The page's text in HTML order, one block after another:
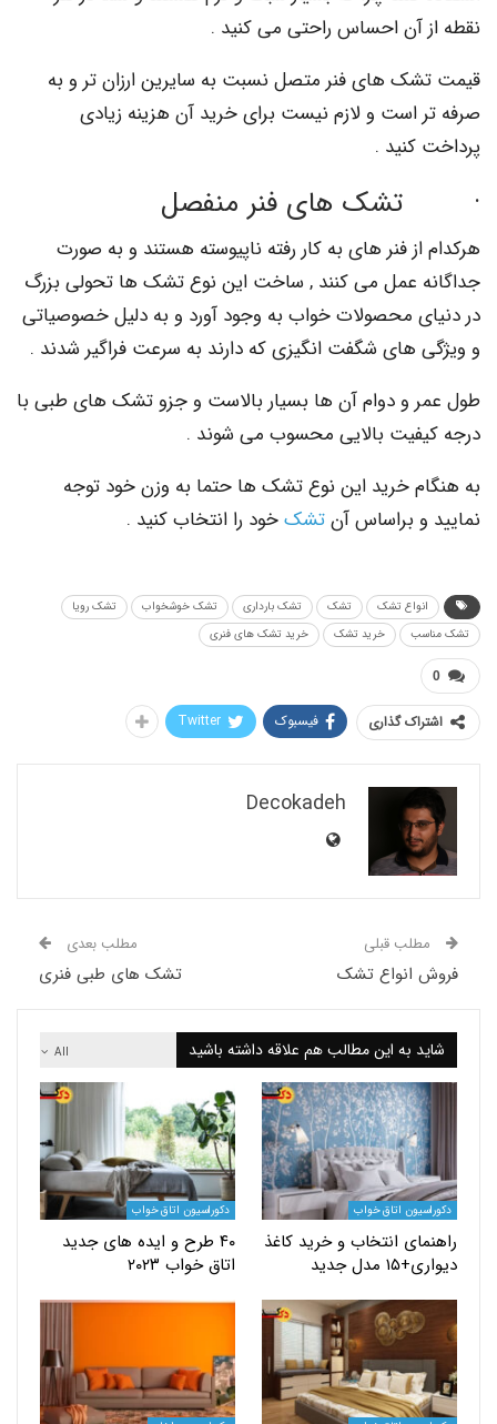
آن احساس راحتی می کنید .
های فنر متصل نسبت به سایرین ارزان تر و به
است و لازم نیست برای خرید آن هزینه زیادی
.
های فنر منفصل
فنر های به کار رفته ناپیوسته هستند و به صورت
عمل می کنند , ساخت این نوع تشک ها تحولی بزرگ
محصولات خواب به وجود آورد و به دلیل خصوصیاتی
های شگفت انگیزی که دارند به سرعت فراگیر شدند .
و دوام آن ها بسیار بالاست و جزو تشک های طبی با
بالایی محسوب می شوند .
خرید این نوع تشک ها حتما به وزن خود توجه
براساس آنتشکخود را انتخاب کنید .
تشک تشک تشک بارداری تشک خوشخواب
تشک رویا
خرید تشک خرید تشک های فنری
گذاری فیسبوک Twitter
Decokadeh
قبلی
انواع تشک
مطلب بعدی
تشک های طبی فنری
به این مطالب هم علاقه داشته باشید
اتاق خواب
انتخاب و خرید کاغذ
دکوراسیون اتاق خواب
۴۰ طرح و ایده های جدید
اتاق خواب ۲۰۲۳